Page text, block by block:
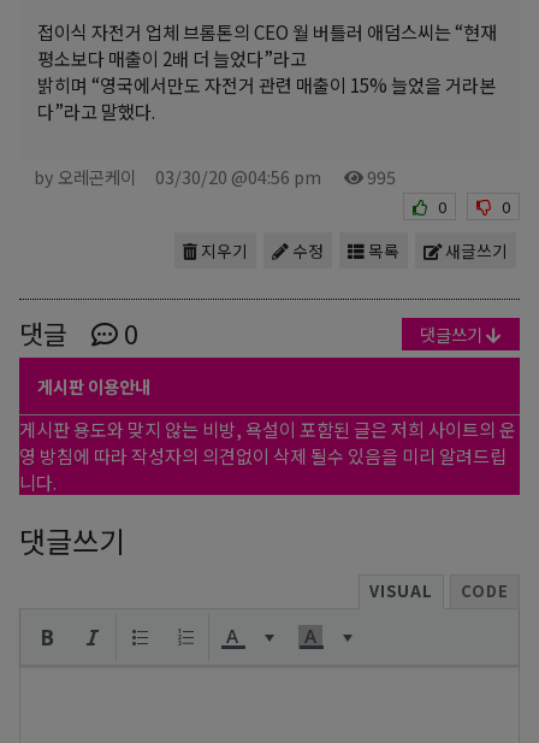
접이식 자전거 업체 브롬톤의 CEO 월 버틀러 애덤스씨는 “현재
평소보다 매출이 2배 더 늘었다”라고
밝히며 “영국에서만도 자전거 관련 매출이 15% 늘었을 거라본
다”라고 말했다.
by 오레곤케이 03/30/20 @04:56 pm 995
0 0
새글쓰기
목록
수정
지우기
댓글 0 댓글쓰기
게시판 이용안내
게시판 용도와 맞지 않는 비방, 욕설이 포함된 글은 저희 사이트의 운
영 방침에 따라 작성자의 의견없이 삭제 될수 있음을 미리 알려드립
니다.
댓글쓰기
VISUAL CODE